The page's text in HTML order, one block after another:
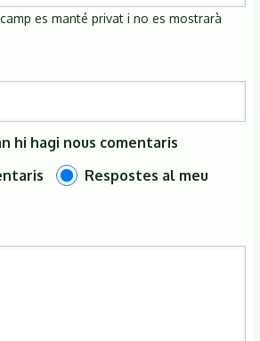
es manté privat i no es mostrarà
hi hagi nous comentaris
Respostes al meu